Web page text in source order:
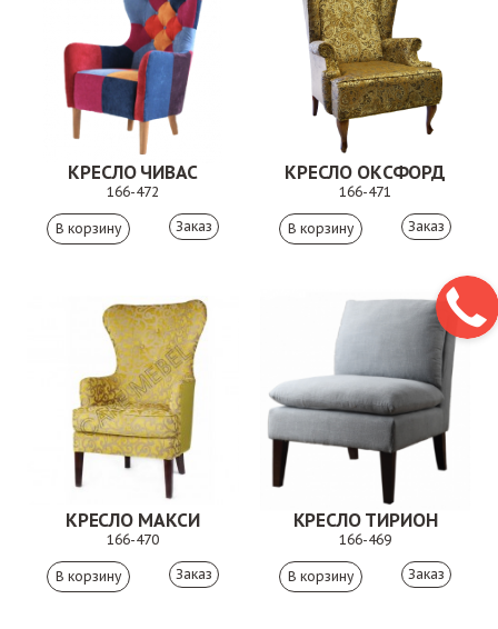
КРЕСЛО ЧИВАС
166-472
Заказ
КРЕСЛО ОКСФОРД
166-471
Заказ
КРЕСЛО МАКСИ
166-470
Заказ
КРЕСЛО ТИРИОН
166-469
Заказ